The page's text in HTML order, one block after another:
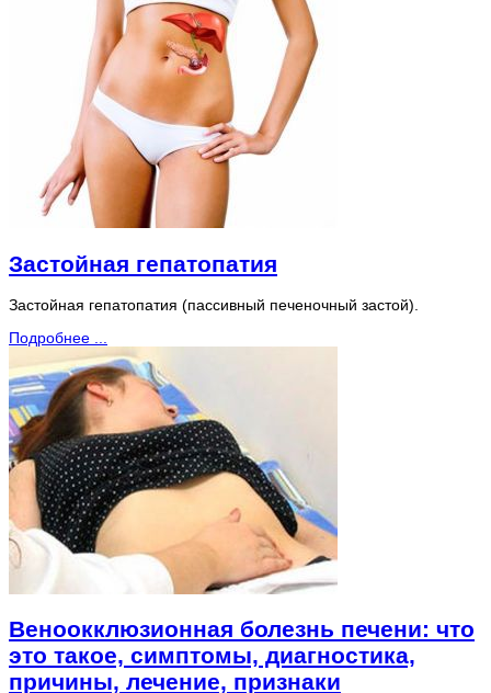
Застойная гепатопатия
Застойная гепатопатия (пассивный печеночный застой).
Подробнее ...
Веноокклюзионная болезнь печени: что
это такое, симптомы, диагностика,
причины, лечение, признаки